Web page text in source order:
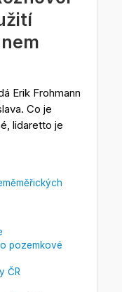
Erik Frohmann
Co je
lidaretto je
pozemkové
ČR